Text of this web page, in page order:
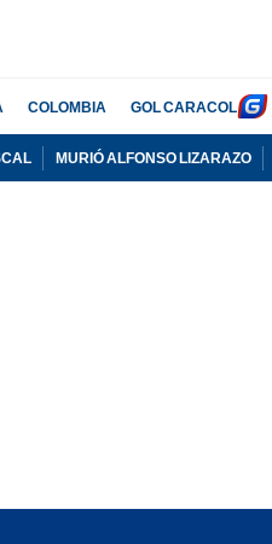
COLOMBIA GOL CARACOL
MURIÓ ALFONSO LIZARAZO